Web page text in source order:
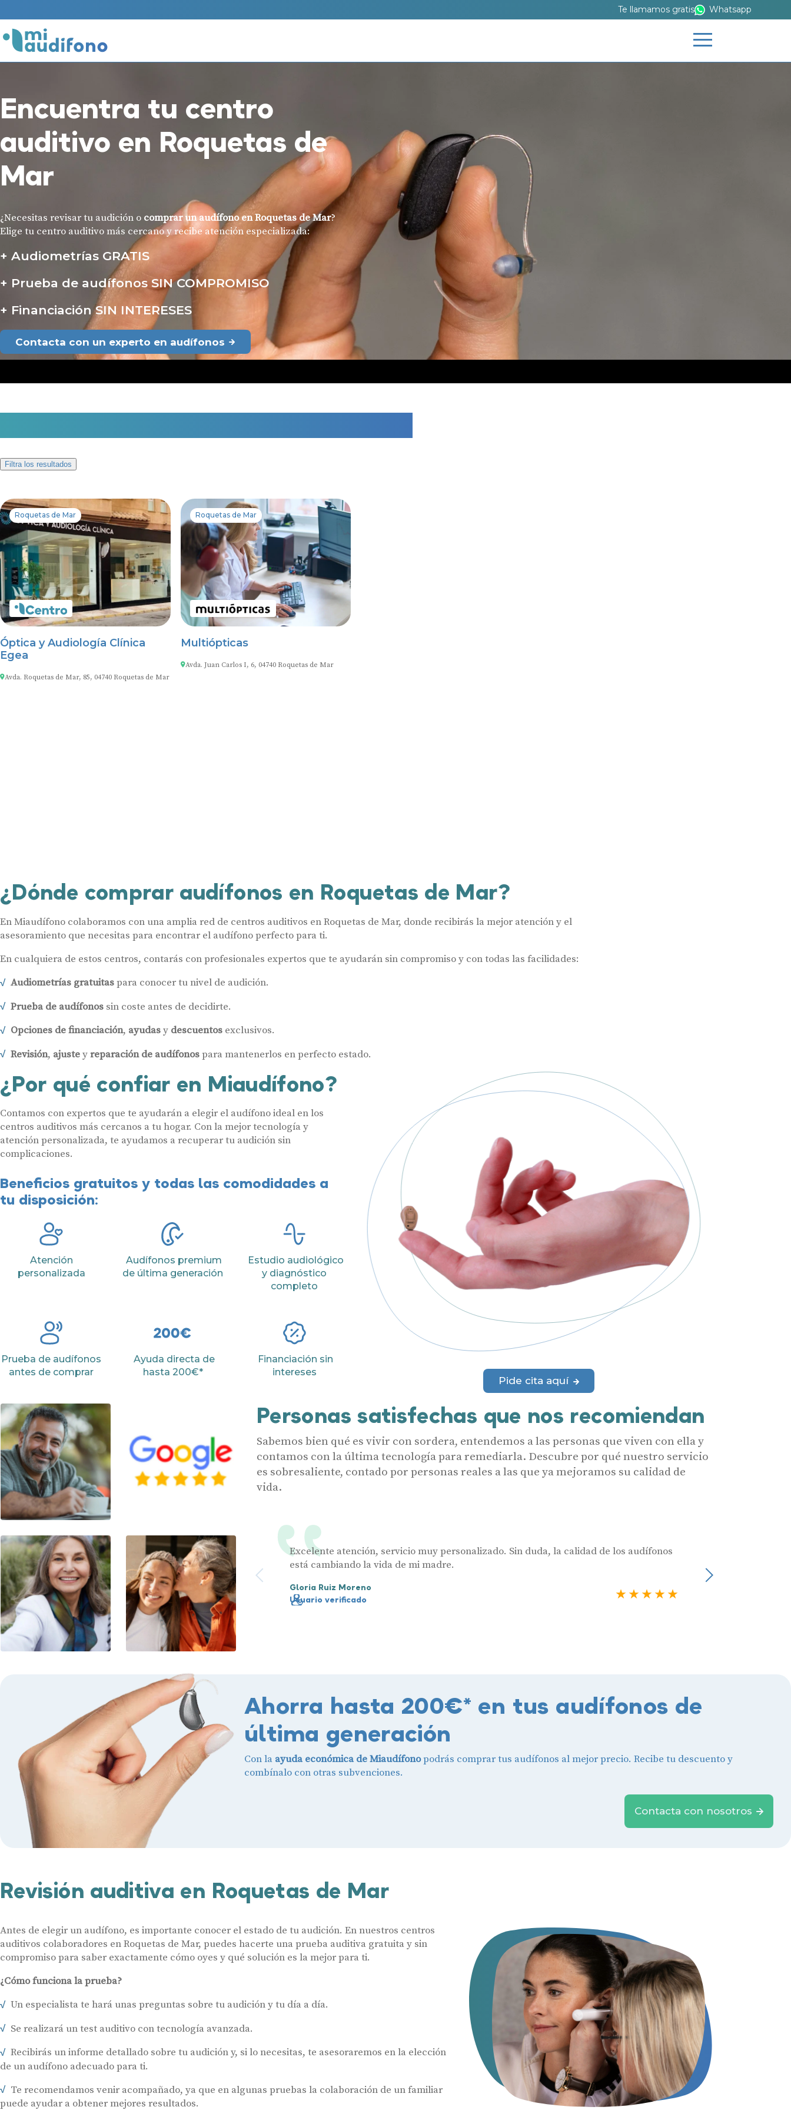
Te llamamos gratis Whatsapp
Encuentra tu centro
auditivo en Roquetas de
Mar
¿Necesitas revisar tu audición o comprar un audífono en Roquetas de Mar?
Elige tu centro auditivo más cercano y recibe atención especializada:
Audiometrías GRATIS
Prueba de audífonos SIN COMPROMISO
Financiación SIN INTERESES
Contacta con un experto en audífonos
Filtra los resultados
Roquetas de Mar
Óptica y Audiología Clínica
Egea
Avda. Roquetas de Mar, 85, 04740 Roquetas de Mar
Roquetas de Mar
Multiópticas
Avda. Juan Carlos I, 6, 04740 Roquetas de Mar
¿Dónde comprar audífonos en Roquetas de Mar?
En Miaudífono colaboramos con una amplia red de centros auditivos en Roquetas de Mar, donde recibirás la mejor atención y el
asesoramiento que necesitas para encontrar el audífono perfecto para ti.
En cualquiera de estos centros, contarás con profesionales expertos que te ayudarán sin compromiso y con todas las facilidades:
Audiometrías gratuitaspara conocer tu nivel de audición.
Prueba de audífonossin coste antes de decidirte.
Opciones de financiación, ayudasy descuentosexclusivos.
Revisión, ajusteyreparación de audífonospara mantenerlos en perfecto estado.
¿Por qué confiar en Miaudífono?
Contamos con expertos que te ayudarán a elegir el audífono ideal en los
centros auditivos más cercanos a tu hogar. Con la mejor tecnología y
atención personalizada, te ayudamos a recuperar tu audición sin
complicaciones.
Beneficios gratuitos y todas las comodidades a
tu disposición:
Atención
personalizada
Audífonos premium
de última generación
Estudio audiológico
y diagnóstico
completo
Prueba de audífonos
antes de comprar
Ayuda directa de
hasta 200€*
Financiación sin
intereses
Pide cita aquí
Personas satisfechas que nos recomiendan
Sabemos bien qué es vivir con sordera, entendemos a las personas que viven con ella y
contamos con la última tecnología para remediarla. Descubre por qué nuestro servicio
es sobresaliente, contado por personas reales a las que ya mejoramos su calidad de
vida.
Excelente atención, servicio muy personalizado. Sin duda, la calidad de los audífonos
está cambiando la vida de mi madre.
Gloria Ruiz Moreno
Usuario verificado
Julia Castro
Anterior
Ahorra hasta 200€* en tus audífonos de
última generación
Con la ayuda económica de Miaudífonopodrás comprar tus audífonos al mejor precio. Recibe tu descuento y
combínalo con otras subvenciones.
Contacta con nosotros
Revisión auditiva en Roquetas de Mar
Antes de elegir un audífono, es importante conocer el estado de tu audición. En nuestros centros
auditivos colaboradores en Roquetas de Mar, puedes hacerte una prueba auditiva gratuita y sin
compromiso para saber exactamente cómo oyes y qué solución es la mejor para ti.
¿Cómo funciona la prueba?
Un especialista te hará unas preguntas sobre tu audición y tu día a día.
Se realizará un test auditivo con tecnología avanzada.
Recibirás un informe detallado sobre tu audición y, si lo necesitas, te asesoraremos en la elección
de un audífono adecuado para ti.
Te recomendamos venir acompañado, ya que en algunas pruebas la colaboración de un familiar
puede ayudar a obtener mejores resultados.
Audífonos
Gafas auditivas
Centros Auditivos
Servicios
Ayudas y subvenciones
Hasta un 60% de descuento en tus audífonos
Nombre E-mail
Acepto recibir comunicaciones comerciales por parte de Miaudífono y sus colaboradores según se detalla en
nuestrasCondiciones de uso.
Al hacer click en «Contáctanos» declaras haber leído y aceptado nuestra